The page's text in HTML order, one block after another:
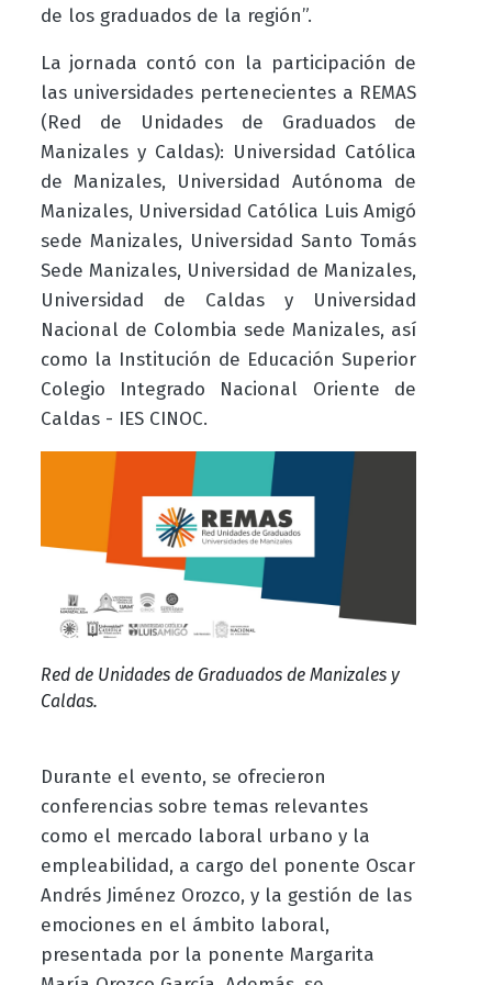
de los graduados de la región”.
La jornada contó con la participación de
las universidades pertenecientes a REMAS
(Red de Unidades de Graduados de
Manizales y Caldas): Universidad Católica
de Manizales, Universidad Autónoma de
Manizales, Universidad Católica Luis Amigó
sede Manizales, Universidad Santo Tomás
Sede Manizales, Universidad de Manizales,
Universidad de Caldas y Universidad
Nacional de Colombia sede Manizales, así
como la Institución de Educación Superior
Colegio Integrado Nacional Oriente de
Caldas - IES CINOC.
Red de Unidades de Graduados de Manizales y
Caldas.
Durante el evento, se ofrecieron
conferencias sobre temas relevantes
como el mercado laboral urbano y la
empleabilidad, a cargo del ponente Oscar
Andrés Jiménez Orozco, y la gestión de las
emociones en el ámbito laboral,
presentada por la ponente Margarita